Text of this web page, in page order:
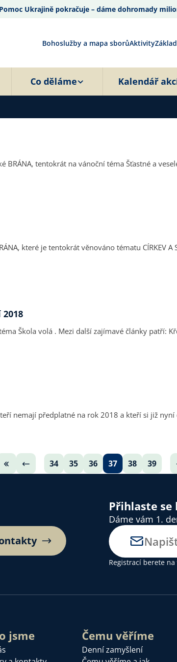
Pomoc Ukrajině pokračuje – dáme dohromady
Bohoslužby a mapa sborůAktivity
Co děláme Kalendář
a veselé. Mezi další zajímavé články patří: V Japonsku se nekrade
věnováno tématu CÍRKEV A STÁT – 100 let
Roskovcem) Strach z islámského
nemají předplatné na rok 2018 a kteří si již
34 35 36 37 38 39
Přihlaste
Dáme vám 1.
Registrací berete
jsme Čemu věříme
Denní zamyšlení